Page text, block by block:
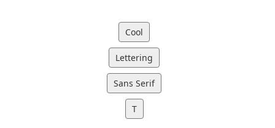
Cool
Lettering
Sans Serif
T